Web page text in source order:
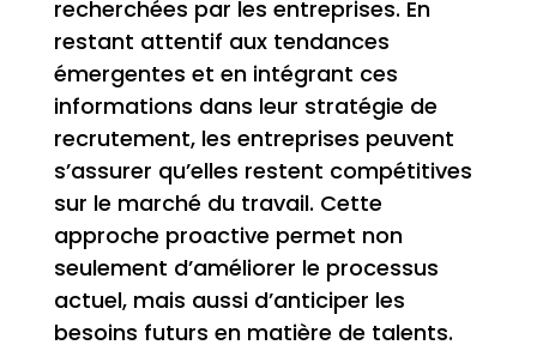
recherchées par les entreprises. En
restant attentif aux tendances
émergentes et en intégrant ces
informations dans leur stratégie de
recrutement, les entreprises peuvent
s’assurer qu’elles restent compétitives
sur le marché du travail. Cette
approche proactive permet non
seulement d’améliorer le processus
actuel, mais aussi d’anticiper les
besoins futurs en matière de talents.